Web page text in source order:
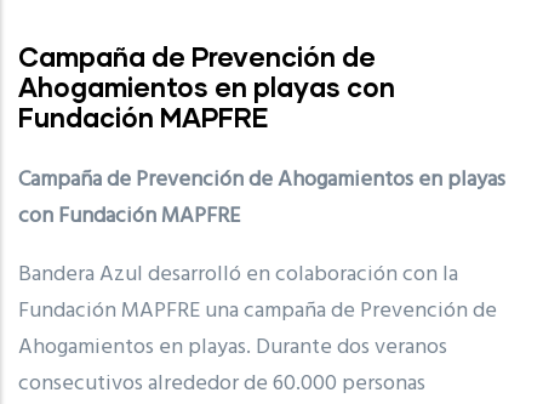
Campaña de Prevención de
Ahogamientos en playas con
Fundación MAPFRE
Campaña de Prevención de Ahogamientos en playas
con Fundación MAPFRE
Bandera Azul desarrolló en colaboración con la
Fundación MAPFRE una campaña de Prevención de
Ahogamientos en playas. Durante dos veranos
consecutivos alrededor de 60.000 personas